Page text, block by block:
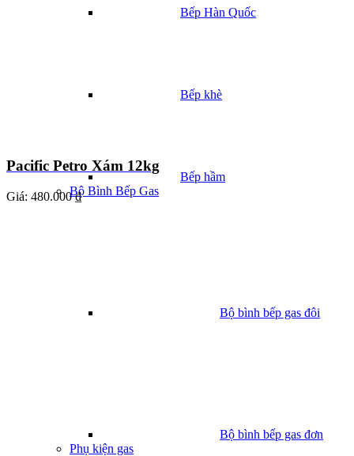
Bếp Hàn Quốc
Bếp khè
Bếp hầm
Bộ Bình Bếp Gas
Bộ bình bếp gas đôi
Bộ bình bếp gas đơn
Phụ kiện gas
Pacific Petro Xám 12kg
Giá: 480.000 ₫